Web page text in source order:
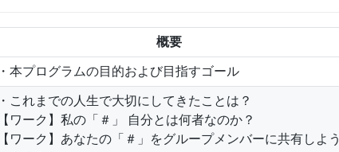
概要
・本プログラムの目的および目指すゴール
・これまでの人生で大切にしてきたことは？
【ワーク】私の「＃」 自分とは何者なのか？
【ワーク】あなたの「＃」をグループメンバーに共有しよう